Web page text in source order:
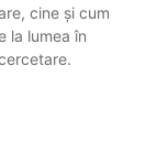
cine și cum
la lumea în